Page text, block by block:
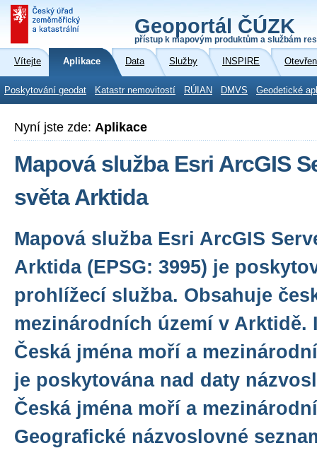
Geoportál ČÚZK
přístup k mapovým produktům a službám
Vítejte Aplikace Data Služby INSPIRE
Poskytování geodat Katastr nemovitostí RÚIAN DMVS Geodetické
Nyní jste zde: Aplikace
Mapová služba Esri ArcGIS
světa Arktida
Mapová služba Esri ArcGIS
Arktida (EPSG: 3995) je
prohlížecí služba. Obsahuje
mezinárodních území v Arktidě.
Česká jména moří a
je poskytována nad daty
Česká jména moří a
Geografické názvoslovné